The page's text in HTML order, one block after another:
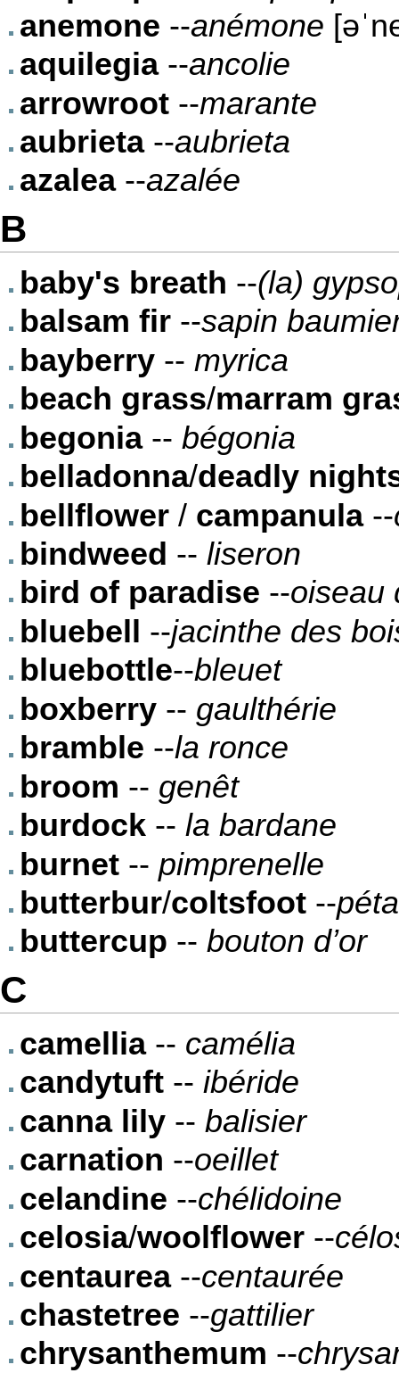
anemone --anémone
aquilegia--ancolie
arrowroot --marante
aubrieta--aubrieta
azalea--azalée
B
baby's breath --(la)
balsam fir --sapin
bayberry -- myrica
beach grass/marram
begonia-- bégonia
belladonna/deadly
bellflower / campanula--
bindweed -- liseron
bird of paradise --oiseau
bluebell --jacinthe des
bluebottle--bleuet
boxberry -- gaulthérie
bramble --la ronce
broom -- genêt
burdock -- la bardane
burnet -- pimprenelle
butterbur/coltsfoot --
buttercup -- bouton d’or
C
camellia-- camélia
candytuft -- ibéride
canna lily -- balisier
carnation --oeillet
celandine --chélidoine
celosia/woolflower --
centaurea--centaurée
chastetree --gattilier
chrysanthemum --